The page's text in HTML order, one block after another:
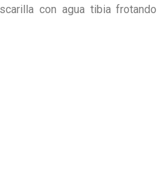
con agua tibia